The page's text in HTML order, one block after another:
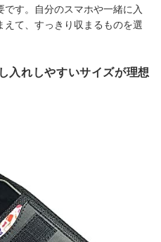
す。自分のスマホや一緒に入
て、すっきり収まるものを選
入れしやすいサイズが理想